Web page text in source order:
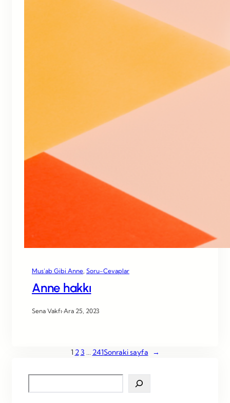
Mus’ab Gibi Anne Soru-Cevaplar
Anne hakkı
Sena Vakfı·Ara 25, 2023
1 23 … 241Sonraki sayfa →
e